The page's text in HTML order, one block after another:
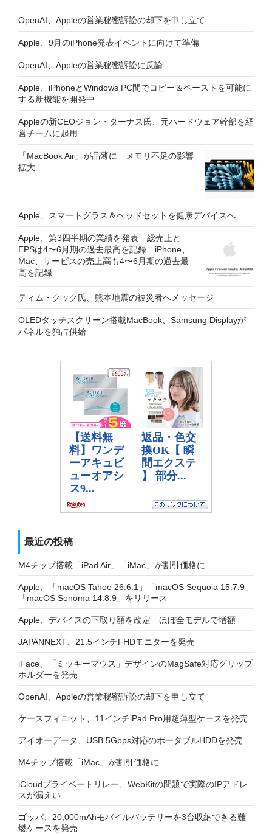
OpenAI、Appleの営業秘密訴訟の却下を申し立て
Apple、9月のiPhone発表イベントに向けて準備
OpenAI、Appleの営業秘密訴訟に反論
Apple、iPhoneとWindows PC間でコピー＆ペーストを可能に
する新機能を開発中
Appleの新CEOジョン・ターナス氏、元ハードウェア幹部を経
営チームに起用
「MacBook Air」が品薄に メモリ不足の影響
拡大
Apple、スマートグラス＆ヘッドセットを健康デバイスへ
Apple、第3四半期の業績を発表 総売上と
EPSは4〜6月期の過去最高を記録 iPhone、
Mac、サービスの売上高も4〜6月期の過去最
高を記録
ティム・クック氏、熊本地震の被災者へメッセージ
OLEDタッチスクリーン搭載MacBook、Samsung Displayが
パネルを独占供給
最近の投稿
M4チップ搭載「iPad Air」「iMac」が割引価格に
Apple、「macOS Tahoe 26.6.1」「macOS Sequoia 15.7.9」
「macOS Sonoma 14.8.9」をリリース
Apple、デバイスの下取り額を改定 ほぼ全モデルで増額
JAPANNEXT、21.5インチFHDモニターを発売
iFace、「ミッキーマウス」デザインのMagSafe対応グリップ
ホルダーを発売
OpenAI、Appleの営業秘密訴訟の却下を申し立て
ケースフィニット、11インチiPad Pro用超薄型ケースを発売
アイオーデータ、USB 5Gbps対応のポータブルHDDを発売
M4チップ搭載「iMac」が割引価格に
iCloudプライベートリレー、WebKitの問題で実際のIPアドレ
スが漏えい
ゴッパ、20,000mAhモバイルバッテリーを3台収納できる難
燃ケースを発売